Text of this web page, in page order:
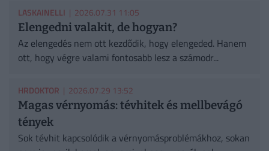
LASKAINELLI | 2026.07.31 11:05
Elengedni valakit, de hogyan?
Az elengedés nem ott kezdődik, hogy elengeded. Hanem
ott, hogy végre valami fontosabb lesz a számodr...
HRDOKTOR | 2026.07.29 13:52
Magas vérnyomás: tévhitek és mellbevágó
tények
Sok tévhit kapcsolódik a vérnyomásproblémákhoz, sokan